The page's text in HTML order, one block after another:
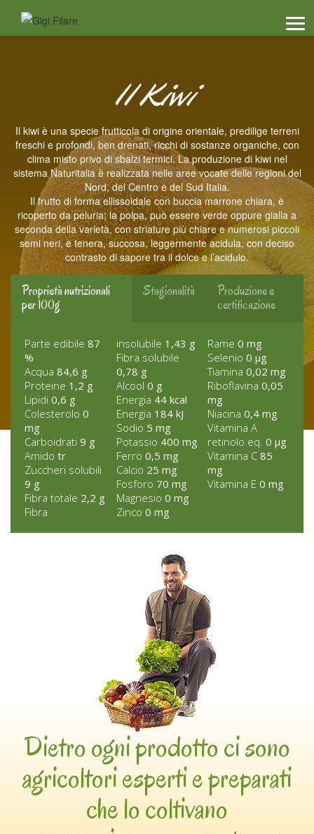
Il Kiwi
Il kiwi è una specie frutticola di origine orientale, predilige terreni
freschi e profondi, ben drenati, ricchi di sostanze organiche, con
clima misto privo di sbalzi termici. La produzione di kiwi nel
sistema Naturitalia è realizzata nelle aree vocate delle regioni del
Nord, del Centro e del Sud Italia.
Il frutto di forma ellissoidale con buccia marrone chiara, è
ricoperto da peluria; la polpa, può essere verde oppure gialla a
seconda della varietà, con striature più chiare e numerosi piccoli
semi neri, è tenera, succosa, leggermente acidula, con deciso
contrasto di sapore tra il dolce e l’acidulo.
Proprietà nutrizionali
per 100g
Stagionalità
Produzione e
certificazione
Parte edibile 87
%
Acqua 84,6 g
Proteine 1,2 g
Lipidi 0,6 g
Colesterolo 0
mg
Carboidrati 9 g
Amido tr
Zuccheri solubili
9 g
Fibra totale 2,2 g
Fibra
insolubile 1,43 g
Fibra solubile
0,78 g
Alcool 0 g
Energia 44 kcal
Energia 184 kJ
Sodio 5 mg
Potassio 400 mg
Ferro 0,5 mg
Calcio 25 mg
Fosforo 70 mg
Magnesio 0 mg
Zinco 0 mg
Rame0 mg
Selenio0 µg
Tiamina 0,02 mg
Riboflavina0,05
mg
Niacina0,4 mg
Vitamina A
retinolo eq.0 µg
Vitamina C85
mg
Vitamina E0 mg
Dietro ogni prodotto ci sono
agricoltori esperti e preparati
che lo coltivano